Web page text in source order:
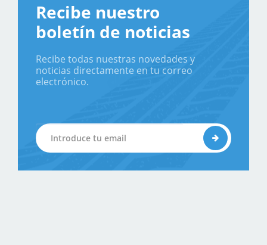
Recibe nuestro
boletín de noticias
Recibe todas nuestras novedades y
noticias directamente en tu correo
electrónico.